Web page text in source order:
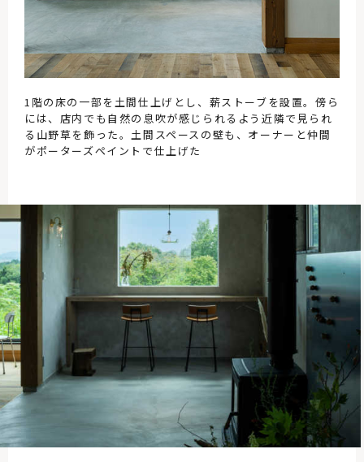
1階の床の一部を土間仕上げとし、薪ストーブを設置。傍ら
には、店内でも自然の息吹が感じられるよう近隣で見られ
る山野草を飾った。土間スペースの壁も、オーナーと仲間
がポーターズペイントで仕上げた